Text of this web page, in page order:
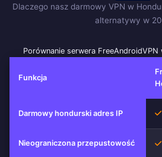
Dlaczego nasz darmowy VPN w
alternatywy w
Porównanie serwera FreeAndroidVPN
Funkcja
Darmowy hondurski adres IP
Nieograniczona przepustowość